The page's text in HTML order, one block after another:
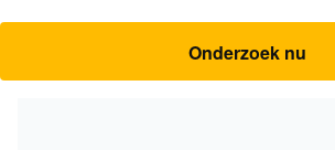
Onderzoek nu